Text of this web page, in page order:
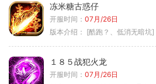
冻米糖古惑仔
开服时间： 07月/26日
版本介绍： [酷跑？、低消无暗坑]
１８５战犯火龙
开服时间： 07月/26日